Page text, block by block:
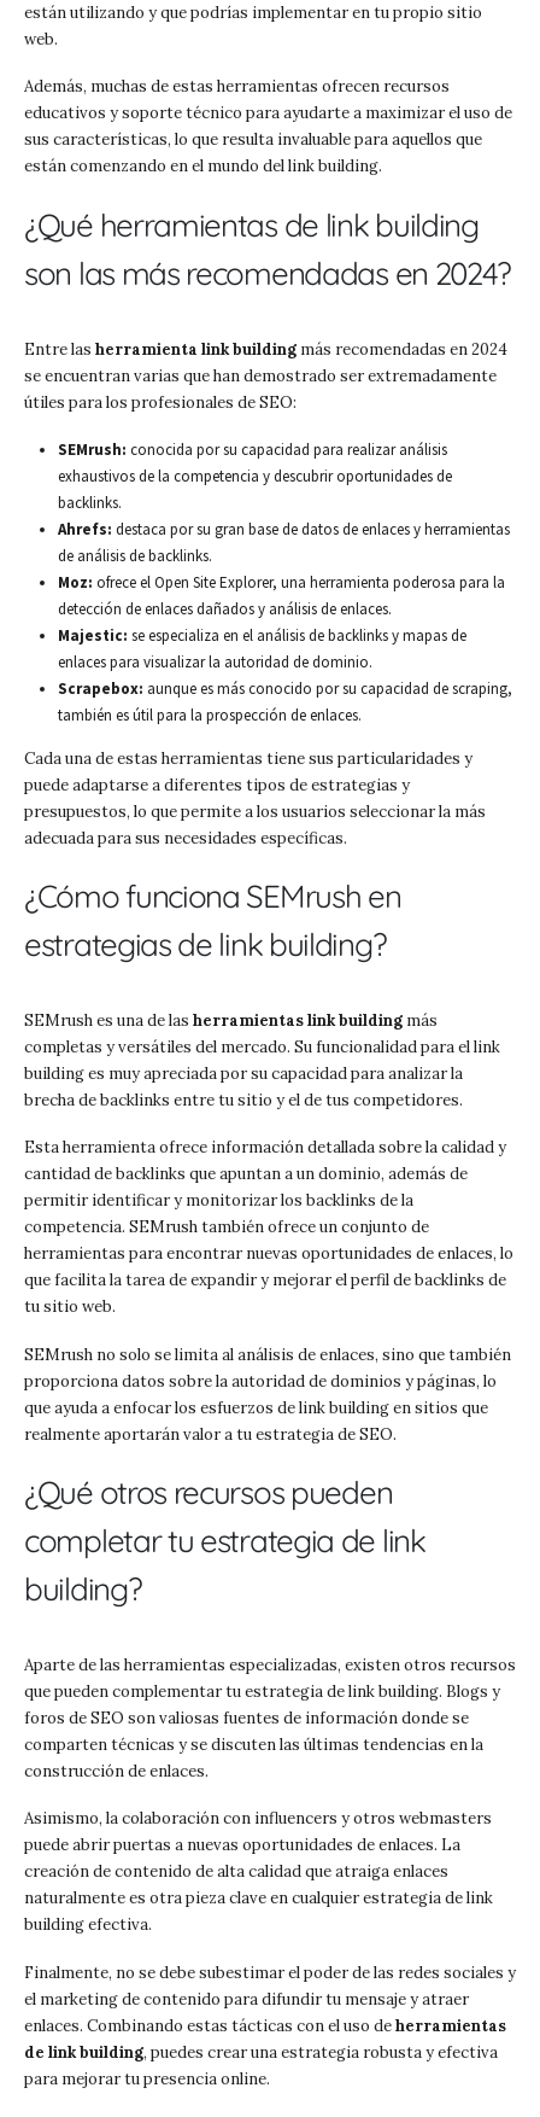
están utilizando y que podrías implementar en tu propio sitio
web.
Además, muchas de estas herramientas ofrecen recursos
educativos y soporte técnico para ayudarte a maximizar el uso de
sus características, lo que resulta invaluable para aquellos que
están comenzando en el mundo del link building.
¿Qué herramientas de link building
son las más recomendadas en 2024?
Entre las herramienta link building más recomendadas en 2024
se encuentran varias que han demostrado ser extremadamente
útiles para los profesionales de SEO:
SEMrush: conocida por su capacidad para realizar análisis
exhaustivos de la competencia y descubrir oportunidades de
backlinks.
Ahrefs: destaca por su gran base de datos de enlaces y herramientas
de análisis de backlinks.
Moz: ofrece el Open Site Explorer, una herramienta poderosa para la
detección de enlaces dañados y análisis de enlaces.
Majestic: se especializa en el análisis de backlinks y mapas de
enlaces para visualizar la autoridad de dominio.
Scrapebox: aunque es más conocido por su capacidad de scraping,
también es útil para la prospección de enlaces.
Cada una de estas herramientas tiene sus particularidades y
puede adaptarse a diferentes tipos de estrategias y
presupuestos, lo que permite a los usuarios seleccionar la más
adecuada para sus necesidades específicas.
¿Cómo funciona SEMrush en
estrategias de link building?
SEMrush es una de las herramientas link building más
completas y versátiles del mercado. Su funcionalidad para el link
building es muy apreciada por su capacidad para analizar la
brecha de backlinks entre tu sitio y el de tus competidores.
Esta herramienta ofrece información detallada sobre la calidad y
cantidad de backlinks que apuntan a un dominio, además de
permitir identificar y monitorizar los backlinks de la
competencia. SEMrush también ofrece un conjunto de
herramientas para encontrar nuevas oportunidades de enlaces, lo
que facilita la tarea de expandir y mejorar el perfil de backlinks de
tu sitio web.
SEMrush no solo se limita al análisis de enlaces, sino que también
proporciona datos sobre la autoridad de dominios y páginas, lo
que ayuda a enfocar los esfuerzos de link building en sitios que
realmente aportarán valor a tu estrategia de SEO.
¿Qué otros recursos pueden
completar tu estrategia de link
building?
Aparte de las herramientas especializadas, existen otros recursos
que pueden complementar tu estrategia de link building. Blogs y
foros de SEO son valiosas fuentes de información donde se
comparten técnicas y se discuten las últimas tendencias en la
construcción de enlaces.
Asimismo, la colaboración con influencers y otros webmasters
puede abrir puertas a nuevas oportunidades de enlaces. La
creación de contenido de alta calidad que atraiga enlaces
naturalmente es otra pieza clave en cualquier estrategia de link
building efectiva.
Finalmente, no se debe subestimar el poder de las redes sociales y
el marketing de contenido para difundir tu mensaje y atraer
enlaces. Combinando estas tácticas con el uso deherramientas
de link building, puedes crear una estrategia robusta y efectiva
para mejorar tu presencia online.